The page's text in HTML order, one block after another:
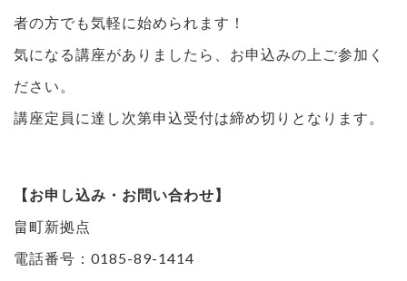
者の方でも気軽に始められます！
気になる講座がありましたら、お申込みの上ご参加く
ださい。
講座定員に達し次第申込受付は締め切りとなります。
【お申し込み・お問い合わせ】
畠町新拠点
電話番号：0185-89-1414